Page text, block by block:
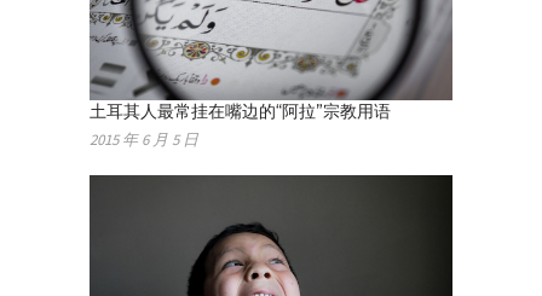
土耳其人最常挂在嘴边的“阿拉”宗教用语
2015 年 6 月 5 日